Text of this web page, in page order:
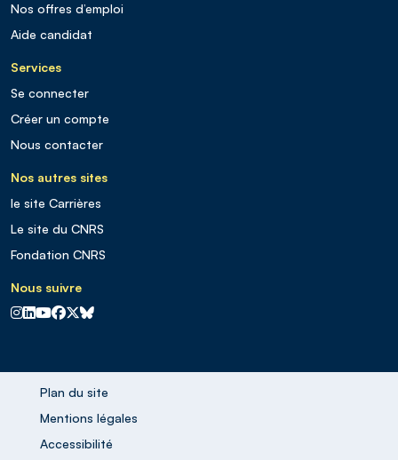
Nos offres d’emploi
Aide candidat
Services
Se connecter
Créer un compte
Nous contacter
Nos autres sites
le site Carrières
Le site du CNRS
Fondation CNRS
Nous suivre
CNRS sur Instagram
CNRS sur Linkedin
CNRS sur Youtube
CNRS sur Facebook
CNRS sur X
CNRS sur Blus sky
Plan du site
Mentions légales
Accessibilité